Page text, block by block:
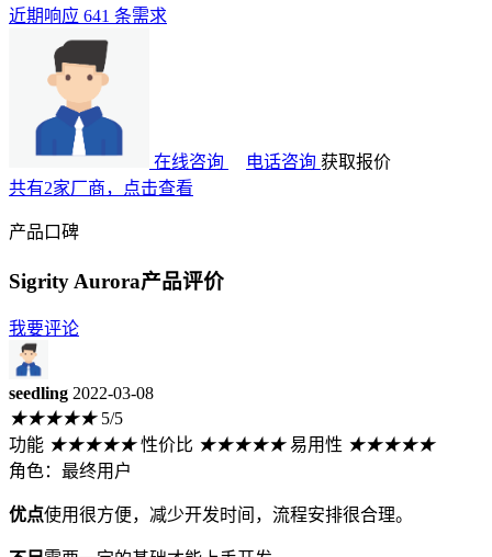
近期响应 641 条需求
在线咨询 电话咨询 获取报价
共有2家厂商，点击查看
产品口碑
Sigrity Aurora产品评价
我要评论
seedling 2022-03-08
★★★★★ 5/5
功能 ★★★★★ 性价比 ★★★★★ 易用性 ★★★★★
角色：最终用户
优点使用很方便，减少开发时间，流程安排很合理。